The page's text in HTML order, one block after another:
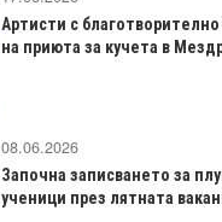
Артисти с
на приюта за кучета в
08.06.2026
Започна записването за
ученици през лятната